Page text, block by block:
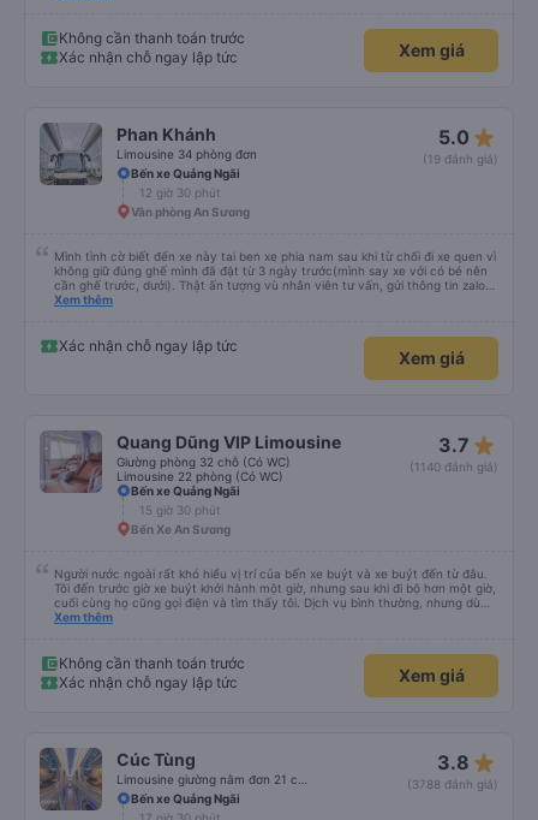
.và 1 trạm. Dùng cho mn ăn ún. Dù 2 trạm dùng ở cây xăng để xe nộp nhiên
liệu và cho mn đi wc nhưng nhà wc của cây xăng nhà xe này dùng rất chi là
sạch sẽ. Hk có mùi khó chiệu như những trạm khác. Mà hình như nhà xe này
phát triển mạnh hơn🥰
Không cần thanh toán trước
Xác nhận chỗ ngay lập tức
Xem giá
Phan Khánh
Limousine 34 phòng đơn
5.0 star_rate
(19 đánh giá)
Bến xe Quảng Ngãi
12 giờ 30 phút
Văn phòng An Sương
Mình tình cờ biết đến xe này tai ben xe phia nam sau khi từ chối đi xe quen vì
không giữ đúng ghế mình đã đặt từ 3 ngày trước(mình say xe với có bé nên
cần ghế trước, dưới). Thật ấn tượng vù nhân viên tư vấn, gửi thông tin zalo
rõ ràng, chuyên nghiệp. Đi đúng giờ, xe mới toanh, sạch sẽ thơm tho, buồng
các anh tài và lơ cũng cực dễ thương, tâm lý. 10 điểm không nhưng. Mình sẽ
lưu lại để giới thiệu người nhà, bạn bè đi xe này. ưng hết sức. Giờ thấy may
Xem thêm
Xác nhận chỗ ngay lập tức
Xem giá
Quang Dũng VIP Limousine
Giường phòng 32 chỗ (Có WC)
Limousine 22 phòng (Có WC)
3.7 star_rate
(1140 đánh giá)
Bến xe Quảng Ngãi
15 giờ 30 phút
Bến Xe An Sương
Người nước ngoài rất khó hiểu vị trí của bến xe buýt và xe buýt đến từ đâu.
Tôi đến trước giờ xe buýt khởi hành một giờ, nhưng sau khi đi bộ hơn một giờ,
cuối cùng họ cũng gọi điện và tìm thấy tôi. Dịch vụ bình thường, nhưng dù
sao thì tôi ngủ ngon hơn ở khách sạn vì tôi rất thoải mái. Sẽ tuyệt hơn nếu
Xem thêm
Không cần thanh toán trước
Xác nhận chỗ ngay lập tức
Xem giá
Cúc Tùng 3.8 star_rate
(3788 đánh giá)
Bến xe Quảng Ngãi